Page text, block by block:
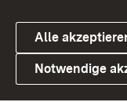
Link zum
Alle
Notwendige